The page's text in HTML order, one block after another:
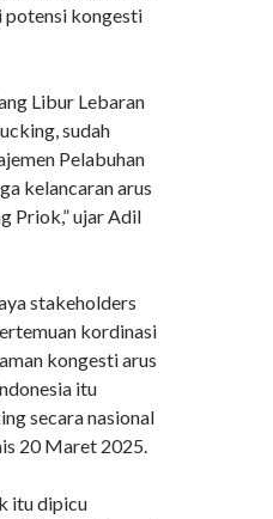
potensi kongesti
Libur Lebaran
sudah
Pelabuhan
kelancaran arus
Priok,” ujar Adil
stakeholders
kordinasi
kongesti arus
itu
secara nasional
20 Maret 2025.
itu dipicu